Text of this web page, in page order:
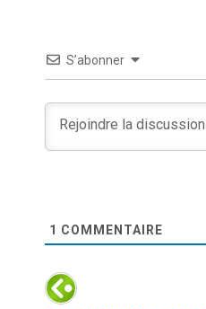
S’abonner
1 COMMENTAIRE